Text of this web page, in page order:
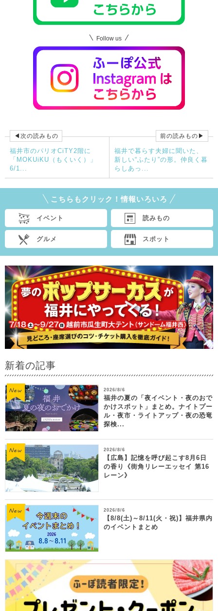
Follow us
◀次の読みもの
福井市のパリオCiTY2階に
「MOKUiKU（もくいく）」
6/1...
前の読みもの▶
福井で暮らす夫婦に聞いた、
新しい“ふたり”の形。仲良く暮
らしあっ...
こちらもクリック！情報いろいろ
イベント 読みもの
グルメ スポット
新着の記事
2026/8/6
福井の夏の「夜イベント・夜のおで
かけスポット」まとめ。ナイトプー
ル・夜市・ライトアップ・夜の恐竜
探検...
2026/8/6
【広島】記憶を呼び起こす8月6日
の香り《街角リレーエッセイ 第16
レーン》
2026/8/6
【8/8(土)～8/11(火・祝)】福井県内
のイベントまとめ